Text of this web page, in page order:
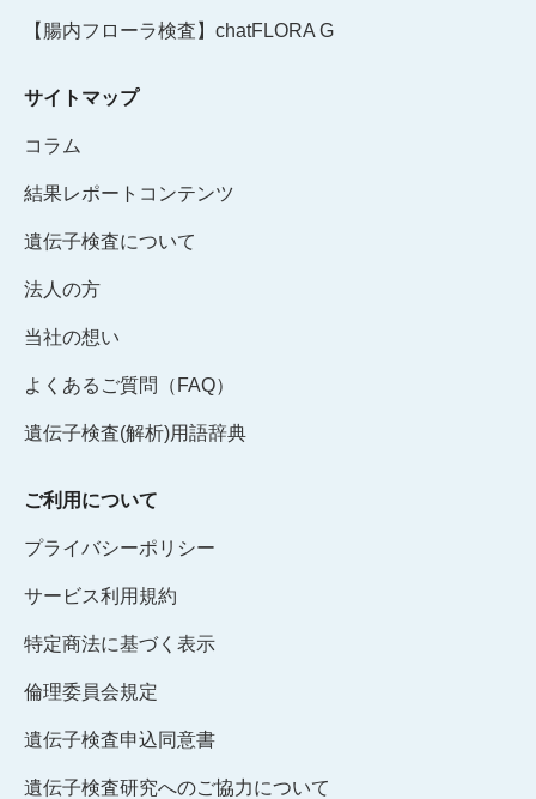
【腸内フローラ検査】chatFLORA G
サイトマップ
コラム
結果レポートコンテンツ
遺伝子検査について
法人の方
当社の想い
よくあるご質問（FAQ）
遺伝子検査(解析)用語辞典
ご利用について
プライバシーポリシー
サービス利用規約
特定商法に基づく表示
倫理委員会規定
遺伝子検査申込同意書
遺伝子検査研究へのご協力について